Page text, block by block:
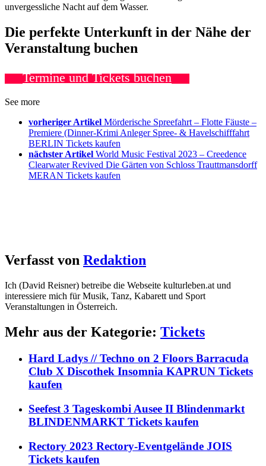
unvergessliche Nacht auf dem Wasser.
Die perfekte Unterkunft in der Nähe der
Veranstaltung buchen
Termine und Tickets buchen
See more
vorheriger Artikel Mörderische Spreefahrt – Flotte Fäuste –
Premiere (Dinner-Krimi Anleger Spree- & Havelschifffahrt
BERLIN Tickets kaufen
nächster Artikel World Music Festival 2023 – Creedence
Clearwater Revived Die Gärten von Schloss Trauttmansdorff
MERAN Tickets kaufen
Verfasst von Redaktion
Ich (David Reisner) betreibe die Webseite kulturleben.at und
interessiere mich für Musik, Tanz, Kabarett und Sport
Veranstaltungen in Österreich.
Mehr aus der Kategorie: Tickets
Hard Ladys // Techno on 2 Floors Barracuda
Club X Discothek Insomnia KAPRUN Tickets
kaufen
Seefest 3 Tageskombi Ausee II Blindenmarkt
BLINDENMARKT Tickets kaufen
Rectory 2023 Rectory-Eventgelände JOIS
Tickets kaufen